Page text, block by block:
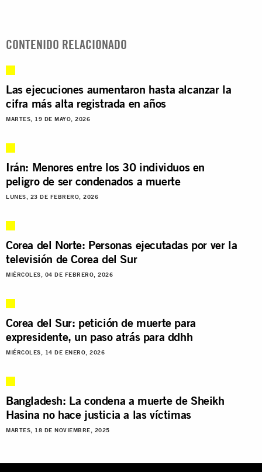
CONTENIDO RELACIONADO
Las ejecuciones aumentaron hasta alcanzar la
cifra más alta registrada en años
MARTES, 19 DE MAYO, 2026
Irán: Menores entre los 30 individuos en
peligro de ser condenados a muerte
LUNES, 23 DE FEBRERO, 2026
Corea del Norte: Personas ejecutadas por ver la
televisión de Corea del Sur
MIÉRCOLES, 04 DE FEBRERO, 2026
Corea del Sur: petición de muerte para
expresidente, un paso atrás para ddhh
MIÉRCOLES, 14 DE ENERO, 2026
Bangladesh: La condena a muerte de Sheikh
Hasina no hace justicia a las víctimas
MARTES, 18 DE NOVIEMBRE, 2025